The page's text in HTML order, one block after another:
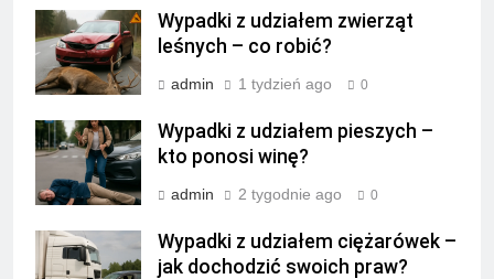
Wypadki z udziałem zwierząt
leśnych – co robić?
admin 1 tydzień ago 0
Wypadki z udziałem pieszych –
kto ponosi winę?
admin 2 tygodnie ago 0
Wypadki z udziałem ciężarówek –
jak dochodzić swoich praw?